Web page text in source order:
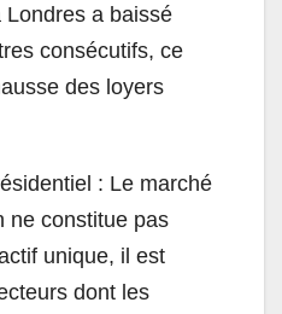
Londres a baissé
consécutifs, ce
des loyers
: Le marché
ne constitue pas
unique, il est
dont les